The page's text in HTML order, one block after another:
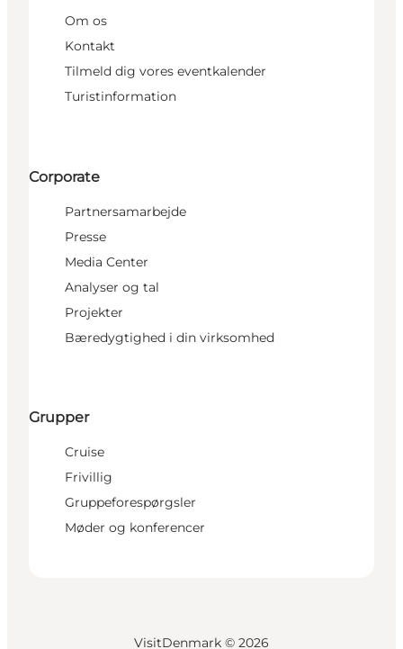
Om os
Kontakt
Tilmeld dig vores eventkalender
Turistinformation
Corporate
Partnersamarbejde
Presse
Media Center
Analyser og tal
Projekter
Bæredygtighed i din virksomhed
Grupper
Cruise
Frivillig
Gruppeforespørgsler
Møder og konferencer
VisitDenmark © 2026